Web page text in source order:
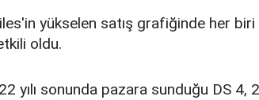
yükselen satış grafiğinde her
oldu.
yılı sonunda pazara sunduğu DS 4,